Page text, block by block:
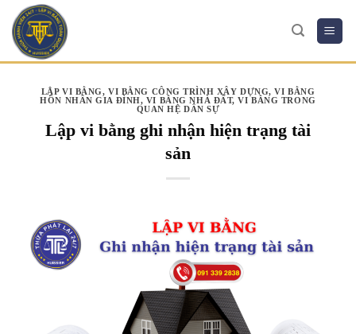
Skip
content
LẬP VI BẰNG,VI BẰNG CÔNG TRÌNH XÂY DỰNG,VI BẰNG
HÔN NHÂN GIA ĐÌNH, VI BẰNG NHÀ ĐẤT,VI BẰNG TRONG
QUAN HỆ DÂN SỰ
Lập vi bằng ghi nhận hiện trạng tài
sản